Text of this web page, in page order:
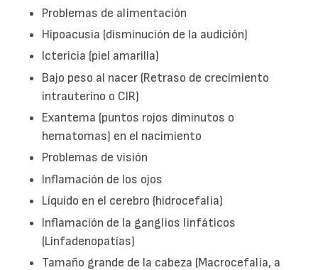
Problemas de alimentación
Hipoacusia (disminución de la audición)
Ictericia (piel amarilla)
Bajo peso al nacer (Retraso de crecimiento
intrauterino o CIR)
Exantema (puntos rojos diminutos o
hematomas) en el nacimiento
Problemas de visión
Inflamación de los ojos
Líquido en el cerebro (hidrocefalia)
Inflamación de la ganglios linfáticos
(Linfadenopatías)
Tamaño grande de la cabeza (Macrocefalia, a